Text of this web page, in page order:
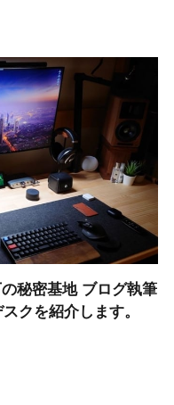
秘密基地 ブログ執筆
クを紹介します。